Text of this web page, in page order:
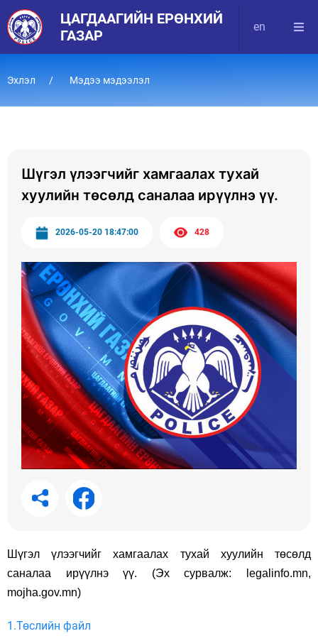
ЦАГДААГИЙН ЕРӨНХИЙ
ГАЗАР
en
Эхлэл Мэдээ мэдээлэл
Шүгэл үлээгчийг хамгаалах тухай
хуулийн төсөлд саналаа ирүүлнэ үү.
2026-05-20 18:47:00 428
Шүгэл үлээгчийг хамгаалах тухай хуулийн төсөлд
саналаа ирүүлнэ үү. (Эх сурвалж: legalinfo.mn,
mojha.gov.mn)
1.Төслийн файл